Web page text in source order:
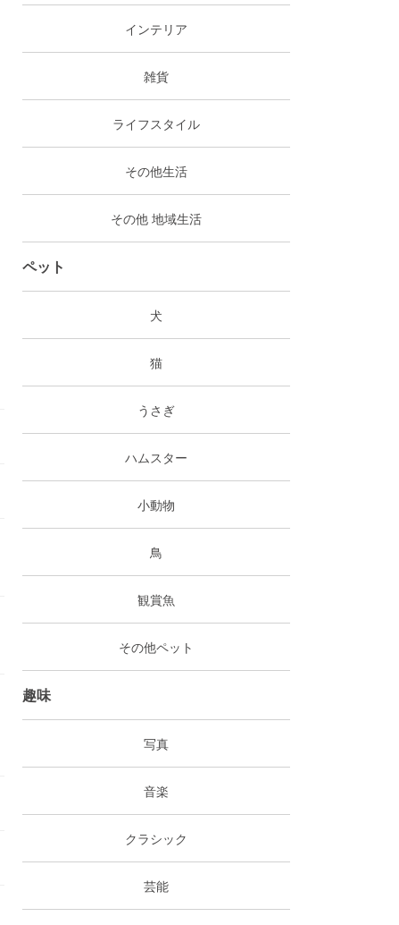
インテリア
雑貨
ライフスタイル
その他生活
その他 地域生活
ペット
犬
猫
うさぎ
ハムスター
小動物
鳥
観賞魚
その他ペット
趣味
写真
音楽
クラシック
芸能